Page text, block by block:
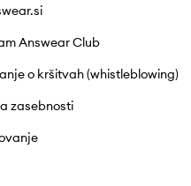
Answear Club
o kršitvah (whistleblowing)
zasebnosti